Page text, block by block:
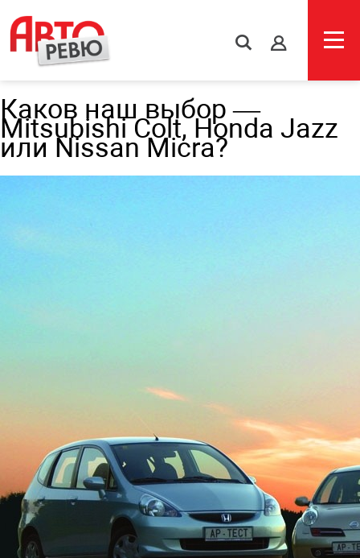
s
Каков наш выбор —
Mitsubishi Colt, Honda Jazz
или Nissan Micra?